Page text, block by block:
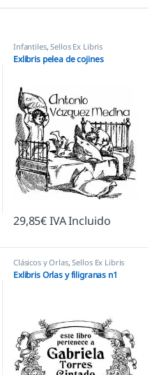
Infantiles,Sellos Ex Libris
Exlibris pelea de cojines
29,85€IVA Incluido
Clásicos y Orlas,Sellos Ex Libris
Exlibris Orlas y filigranas n1